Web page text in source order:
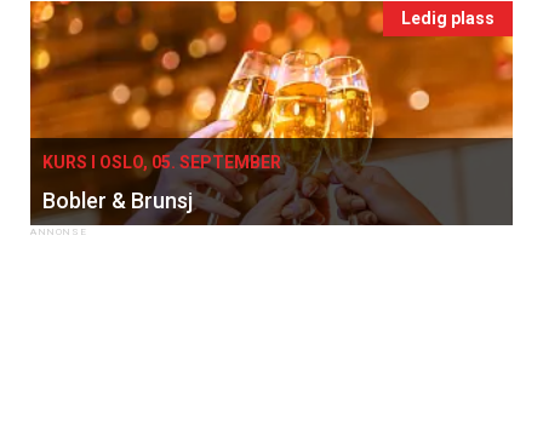
Ledig plass
KURS I OSLO, 05. SEPTEMBER
Bobler & Brunsj